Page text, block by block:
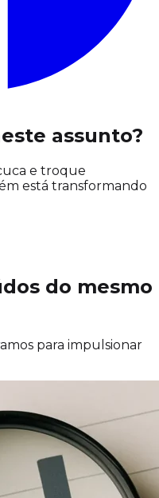
assunto?
e troque
está transformando
do mesmo
para impulsionar